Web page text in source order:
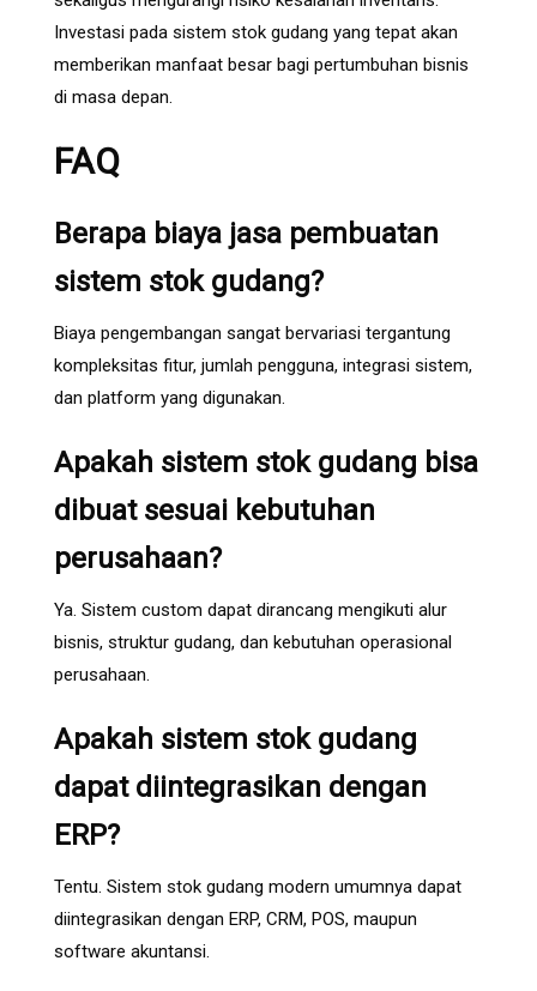
Investasi pada sistem stok gudang yang tepat akan
memberikan manfaat besar bagi pertumbuhan bisnis
di masa depan.
FAQ
Berapa biaya jasa pembuatan
sistem stok gudang?
Biaya pengembangan sangat bervariasi tergantung
kompleksitas fitur, jumlah pengguna, integrasi sistem,
dan platform yang digunakan.
Apakah sistem stok gudang bisa
dibuat sesuai kebutuhan
perusahaan?
Ya. Sistem custom dapat dirancang mengikuti alur
bisnis, struktur gudang, dan kebutuhan operasional
perusahaan.
Apakah sistem stok gudang
dapat diintegrasikan dengan
ERP?
Tentu. Sistem stok gudang modern umumnya dapat
diintegrasikan dengan ERP, CRM, POS, maupun
software akuntansi.